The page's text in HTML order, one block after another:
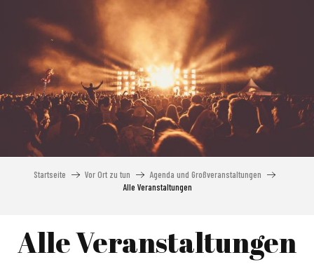
principal
Startseite Vor Ort zu tun
Agenda und Großveranstaltungen
Alle Veranstaltungen
Alle Veranstaltungen